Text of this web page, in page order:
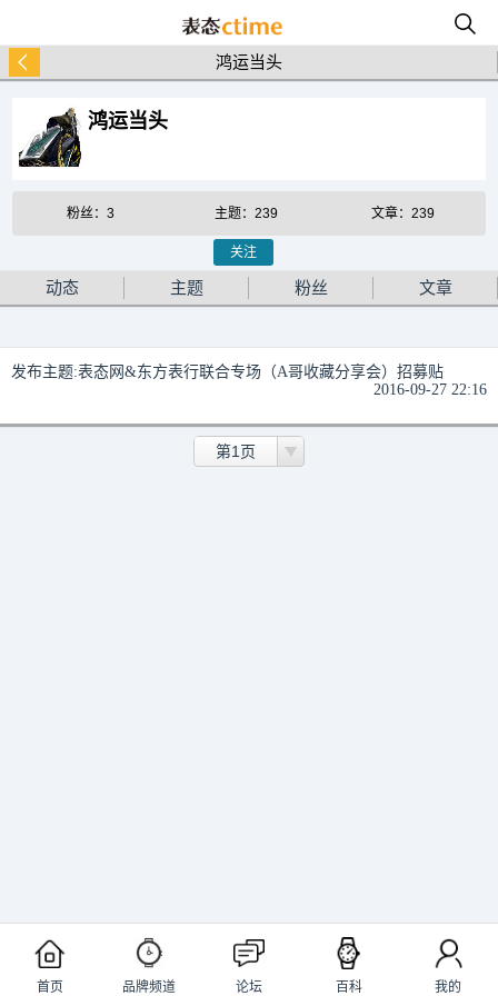
鸿运当头
鸿运当头
粉丝：3 主题：239 文章：239
关注
动态 主题 粉丝 文章
发布主题:表态网&东方表行联合专场（A哥收藏分享会）招募贴
2016-09-27 22:16
第1页
首页 品牌频道 论坛 百科 我的